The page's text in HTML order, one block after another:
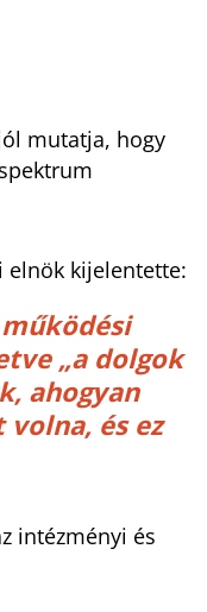
mutatja, hogy
elnök kijelentette:
„a dolgok
ahogyan
és ez
intézményi és